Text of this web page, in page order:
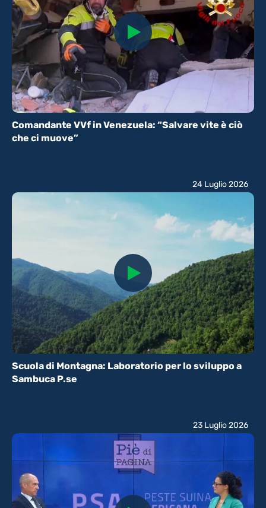
Comandante VVf in Venezuela: “Salvare vite è ciò
che ci muove”
Scuola di Montagna: Laboratorio per lo sviluppo a
Sambuca P.se
24 Luglio 2026
23 Luglio 2026